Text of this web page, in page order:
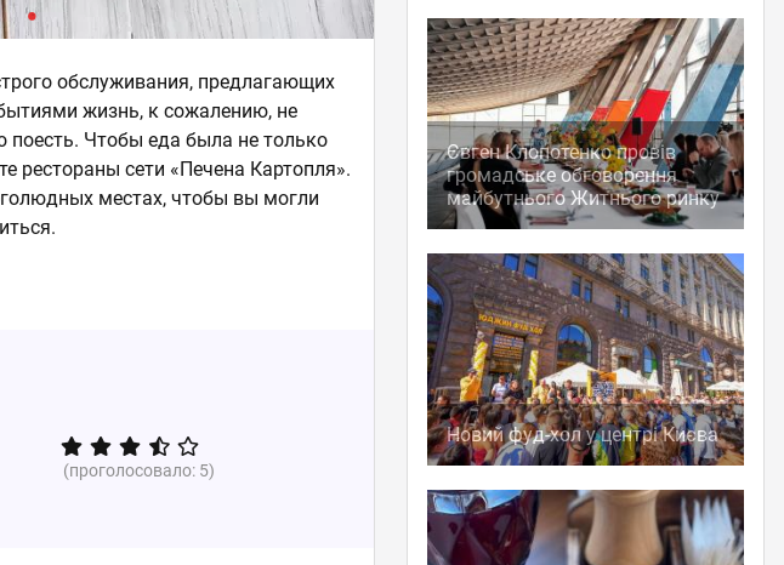
обслуживания, предлагающих
жизнь, к сожалению, не
поесть. Чтобы еда была не только
рестораны сети «Печена Картопля».
местах, чтобы вы могли
(проголосовало: 5)
Євген Клопотенко провів
громадське обговорення
майбутнього Житнього ринку
Новий фуд-хол у центрі Києва